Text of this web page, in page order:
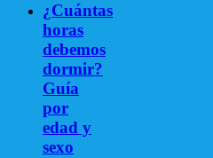
¿Cuántas
horas
debemos
dormir?
Guía
por
edad y
sexo